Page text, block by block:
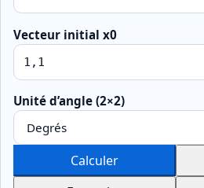
Vecteur initial x0
Unité d’angle (2×2)
Calculer